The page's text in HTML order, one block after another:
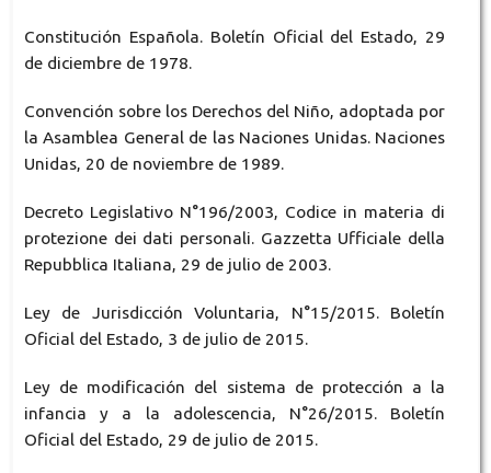
Constitución Española. Boletín Oficial del Estado, 29
de diciembre de 1978.
Convención sobre los Derechos del Niño, adoptada por
la Asamblea General de las Naciones Unidas. Naciones
Unidas, 20 de noviembre de 1989.
Decreto Legislativo N°196/2003, Codice in materia di
protezione dei dati personali. Gazzetta Ufficiale della
Repubblica Italiana, 29 de julio de 2003.
Ley de Jurisdicción Voluntaria, N°15/2015. Boletín
Oficial del Estado, 3 de julio de 2015.
Ley de modificación del sistema de protección a la
infancia y a la adolescencia, N°26/2015. Boletín
Oficial del Estado, 29 de julio de 2015.